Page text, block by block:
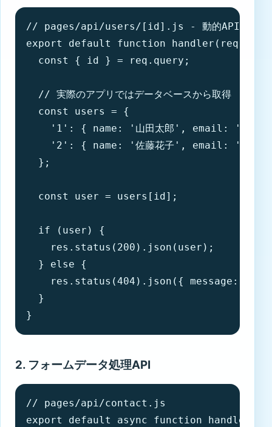
// pages/api/users/[id].js - 動的APIルート
export default function handler(req,
  const { id } = req.query;
  // 実際のアプリではデータベースから取得
  const users = {
'1': { name: '山田太郎', email:
'2': { name: '佐藤花子', email:
  };
  const user = users[id];
  if (user) {
    res.status(200).json(user);
  } else {
res.status(404).json({ message: 'ユー
  }
}
2. フォームデータ処理API
// pages/api/contact.js
export default async function